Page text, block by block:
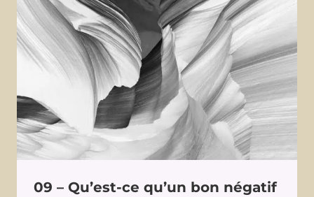
09 – Qu’est-ce qu’un bon négatif